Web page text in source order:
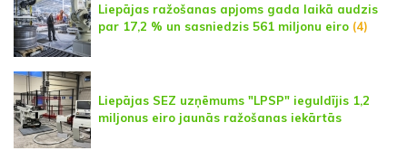
Liepājas ražošanas apjoms gada laikā audzis
par 17,2 % un sasniedzis 561 miljonu eiro (4)
Liepājas SEZ uzņēmums "LPSP" ieguldījis 1,2
miljonus eiro jaunās ražošanas iekārtās